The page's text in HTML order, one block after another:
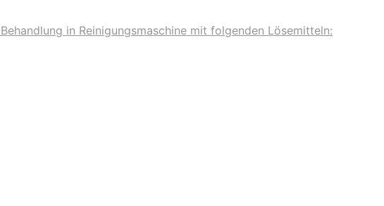
in Reinigungsmaschine mit folgenden Lösemitteln: